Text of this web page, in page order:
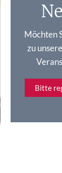
Möchten
zu
Bitte